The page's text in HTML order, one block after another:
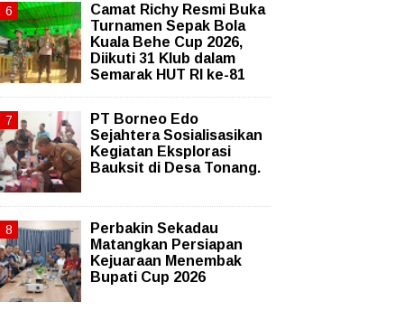
Camat Richy Resmi Buka
Turnamen Sepak Bola
Kuala Behe Cup 2026,
Diikuti 31 Klub dalam
Semarak HUT RI ke-81
PT Borneo Edo
Sejahtera Sosialisasikan
Kegiatan Eksplorasi
Bauksit di Desa Tonang.
Perbakin Sekadau
Matangkan Persiapan
Kejuaraan Menembak
Bupati Cup 2026